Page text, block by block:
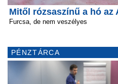
Mitől rózsaszínű a hó az
Furcsa, de nem veszélyes
PÉNZTÁRCA